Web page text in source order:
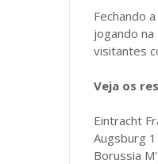
Fechando
jogando
visitantes
Veja os
Eintracht
Augsburg
Borussia